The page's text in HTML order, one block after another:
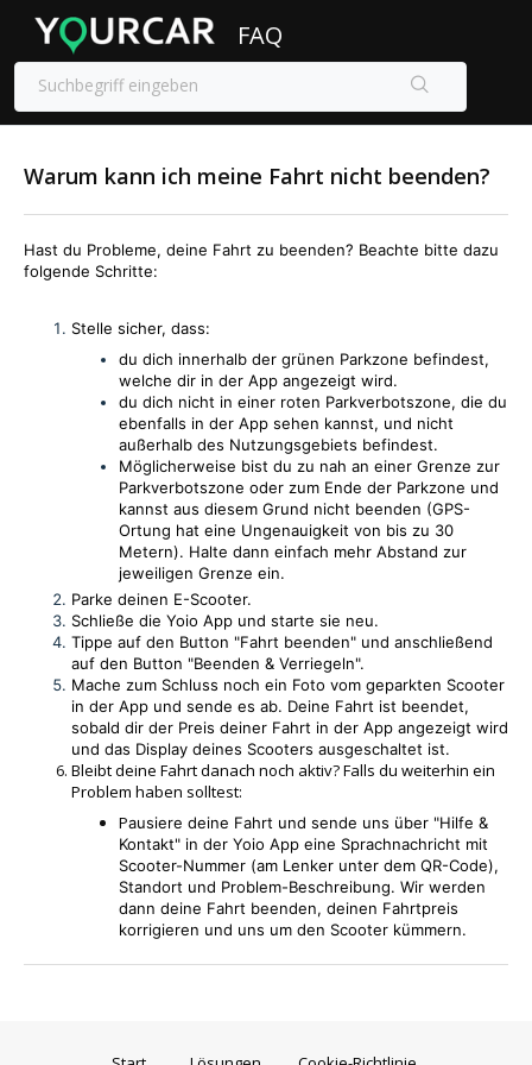
FAQ
Warum kann ich meine Fahrt nicht beenden?
Hast du Probleme, deine Fahrt zu beenden? Beachte bitte dazu
folgende Schritte:
Stelle sicher, dass:
du dich innerhalb der grünen Parkzone befindest,
welche dir in der App angezeigt wird.
du dich nicht in einer roten Parkverbotszone, die du
ebenfalls in der App sehen kannst, und nicht
außerhalb des Nutzungsgebiets befindest.
Möglicherweise bist du zu nah an einer Grenze zur
Parkverbotszone oder zum Ende der Parkzone und
kannst aus diesem Grund nicht beenden (GPS-
Ortung hat eine Ungenauigkeit von bis zu 30
Metern). Halte dann einfach mehr Abstand zur
jeweiligen Grenze ein.
Parke deinen E-Scooter.
Schließe die Yoio App und starte sie neu.
Tippe auf den Button "Fahrt beenden" und anschließend
auf den Button "Beenden & Verriegeln".
Mache zum Schluss noch ein Foto vom geparkten Scooter
in der App und sende es ab. Deine Fahrt ist beendet,
sobald dir der Preis deiner Fahrt in der App angezeigt wird
und das Display deines Scooters ausgeschaltet ist.
Bleibt deine Fahrt danach noch aktiv? Falls du weiterhin ein
Problem haben solltest:
Pausiere deine Fahrt und sende uns über "Hilfe &
Kontakt" in der Yoio App eine Sprachnachricht mit
Scooter-Nummer (am Lenker unter dem QR-Code),
Standort und Problem-Beschreibung. Wir werden
dann deine Fahrt beenden, deinen Fahrtpreis
korrigieren und uns um den Scooter kümmern.